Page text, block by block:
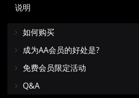
说明
如何购买
成为AA会员的好处是?
免费会员限定活动
Q&A